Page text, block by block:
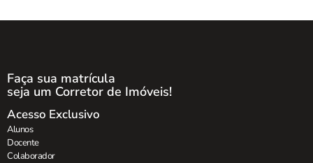
Faça sua matrícula
seja um Corretor de Imóveis!
Acesso Exclusivo
Alunos
Docente
Colaborador